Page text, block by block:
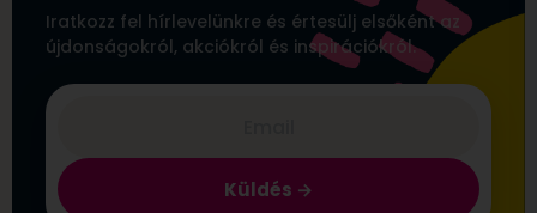
Iratkozz fel hírlevelünkre és értesülj elsőként az
újdonságokról, akciókról és inspirációkról.
Küldés